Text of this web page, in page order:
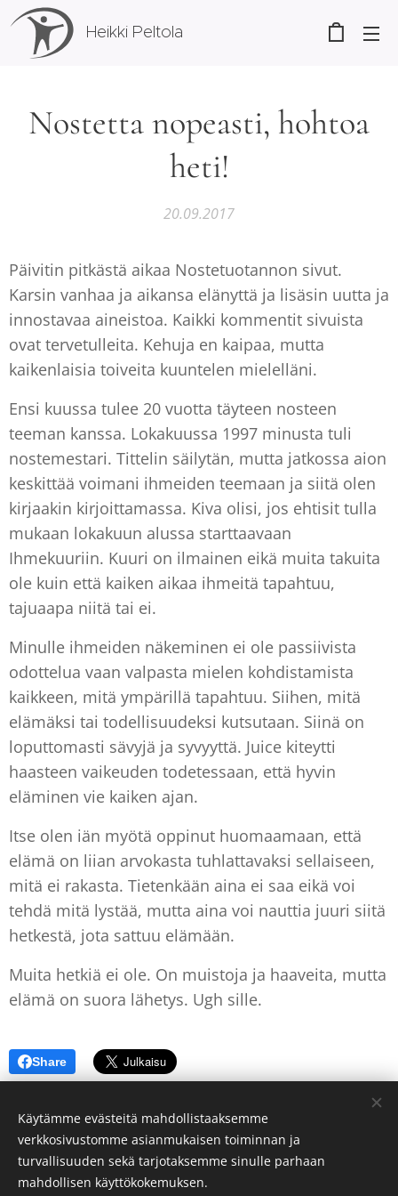
Heikki Peltola
Nostetta nopeasti, hohtoa
heti!
20.09.2017
Päivitin pitkästä aikaa Nostetuotannon sivut.
Karsin vanhaa ja aikansa elänyttä ja lisäsin uutta ja
innostavaa aineistoa. Kaikki kommentit sivuista
ovat tervetulleita. Kehuja en kaipaa, mutta
kaikenlaisia toiveita kuuntelen mielelläni.
Ensi kuussa tulee 20 vuotta täyteen nosteen
teeman kanssa. Lokakuussa 1997 minusta tuli
nostemestari. Tittelin säilytän, mutta jatkossa aion
keskittää voimani ihmeiden teemaan ja siitä olen
kirjaakin kirjoittamassa. Kiva olisi, jos ehtisit tulla
mukaan lokakuun alussa starttaavaan
Ihmekuuriin. Kuuri on ilmainen eikä muita takuita
ole kuin että kaiken aikaa ihmeitä tapahtuu,
tajuaapa niitä tai ei.
Minulle ihmeiden näkeminen ei ole passiivista
odottelua vaan valpasta mielen kohdistamista
kaikkeen, mitä ympärillä tapahtuu. Siihen, mitä
elämäksi tai todellisuudeksi kutsutaan. Siinä on
loputtomasti sävyjä ja syvyyttä. Juice kiteytti
haasteen vaikeuden todetessaan, että hyvin
eläminen vie kaiken ajan.
Itse olen iän myötä oppinut huomaamaan, että
elämä on liian arvokasta tuhlattavaksi sellaiseen,
mitä ei rakasta. Tietenkään aina ei saa eikä voi
tehdä mitä lystää, mutta aina voi nauttia juuri siitä
hetkestä, jota sattuu elämään.
Muita hetkiä ei ole. On muistoja ja haaveita, mutta
elämä on suora lähetys. Ugh sille.
Share
Evästeet
Käytämme evästeitä mahdollistaaksemme
verkkosivustomme asianmukaisen toiminnan ja
turvallisuuden sekä tarjotaksemme sinulle parhaan
mahdollisen käyttökokemuksen.